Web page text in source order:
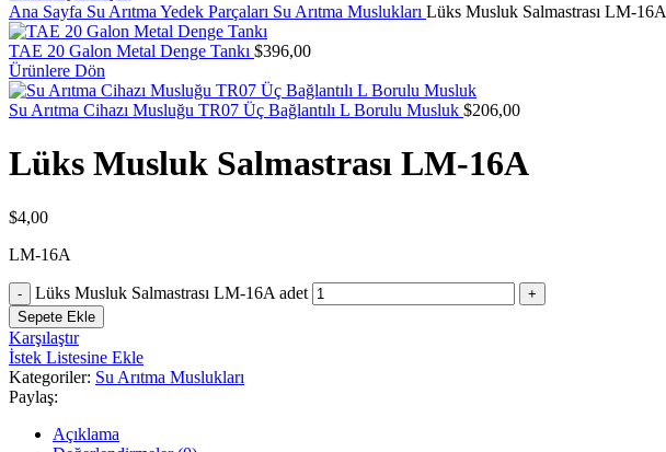
Ana Sayfa Su Arıtma Yedek Parçaları Su Arıtma Muslukları Lüks Musluk Salmastrası LM-16A
TAE 20 Galon Metal Denge Tankı $396,00
Ürünlere Dön
Su Arıtma Cihazı Musluğu TR07 Üç Bağlantılı L Borulu Musluk $206,00
Lüks Musluk Salmastrası LM-16A
$4,00
LM-16A
Lüks Musluk Salmastrası LM-16A adet
Sepete Ekle
Karşılaştır
İstek Listesine Ekle
Kategoriler: Su Arıtma Muslukları
Paylaş:
Açıklama